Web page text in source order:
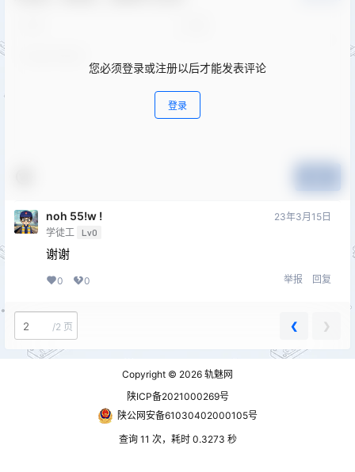
您必须登录或注册以后才能发表评论
登录
noh 55!w !
学徒工 Lv0
23年3月15日
谢谢
0 0 举报 回复
/2 页 ❮ ❯
Copyright © 2026 轨魅网
陕ICP备2021000269号
陕公网安备61030402000105号
查询 11 次，耗时 0.3273 秒